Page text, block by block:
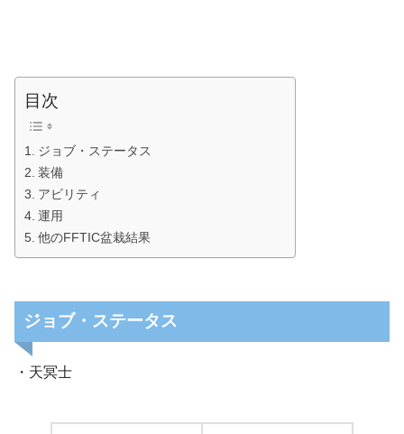
目次
ジョブ・ステータス
装備
アビリティ
運用
他のFFTIC盆栽結果
ジョブ・ステータス
・天冥士